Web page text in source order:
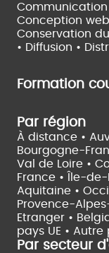
Communication
Conception
Conservation
• Diffusion •
Formation
Par région
À distance •
Bourgogne-
Val de Loire •
France •
Île-
Aquitaine •
Provence-
Etranger •
pays UE • Autre
Par secteur